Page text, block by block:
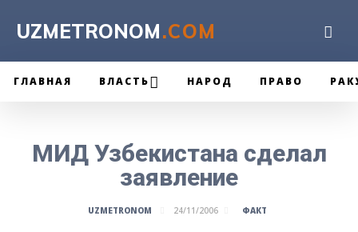
UZMETRONOM.COM
ГЛАВНАЯ ВЛАСТЬ НАРОД ПРАВО
МИД Узбекистана сделал
заявление
UZMETRONOM 24/11/2006 ФАКТ